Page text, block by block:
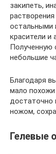
закипеть,
остальными
красители и
Полученную
небольшие
Благодаря
мало
достаточно
ножом,
Гелевые